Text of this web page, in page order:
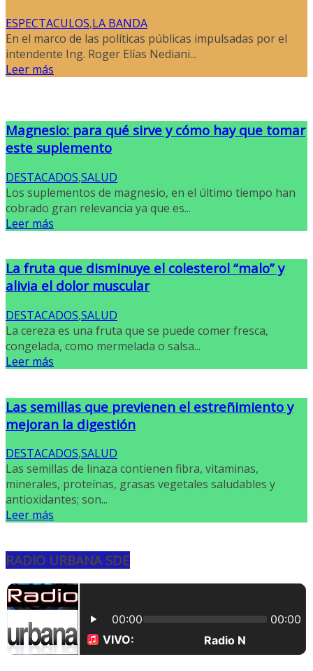
ESPECTACULOS,LA BANDA
En el marco de las políticas públicas impulsadas por el
intendente Ing. Roger Elías Nediani...
Leer más
Magnesio: para qué sirve y cómo hay que tomar
este suplemento
DESTACADOS,SALUD
Los suplementos de magnesio, en el último tiempo han
cobrado gran relevancia ya que es...
Leer más
La fruta que disminuye el colesterol “malo” y
alivia el dolor muscular
DESTACADOS,SALUD
La cereza es una fruta que se puede comer fresca,
congelada, como mermelada o salsa...
Leer más
Las semillas que previenen el estreñimiento y
mejoran la digestión
DESTACADOS,SALUD
Las semillas de linaza contienen fibra, vitaminas,
minerales, proteínas, grasas vegetales saludables y
antioxidantes; son...
Leer más
RADIO URBANA SDE